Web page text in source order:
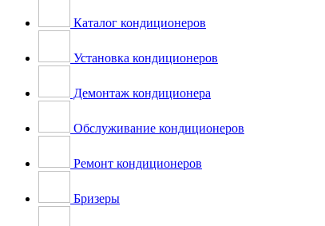
Каталог кондиционеров
Установка кондиционеров
Демонтаж кондиционера
Обслуживание кондиционеров
Ремонт кондиционеров
Бризеры